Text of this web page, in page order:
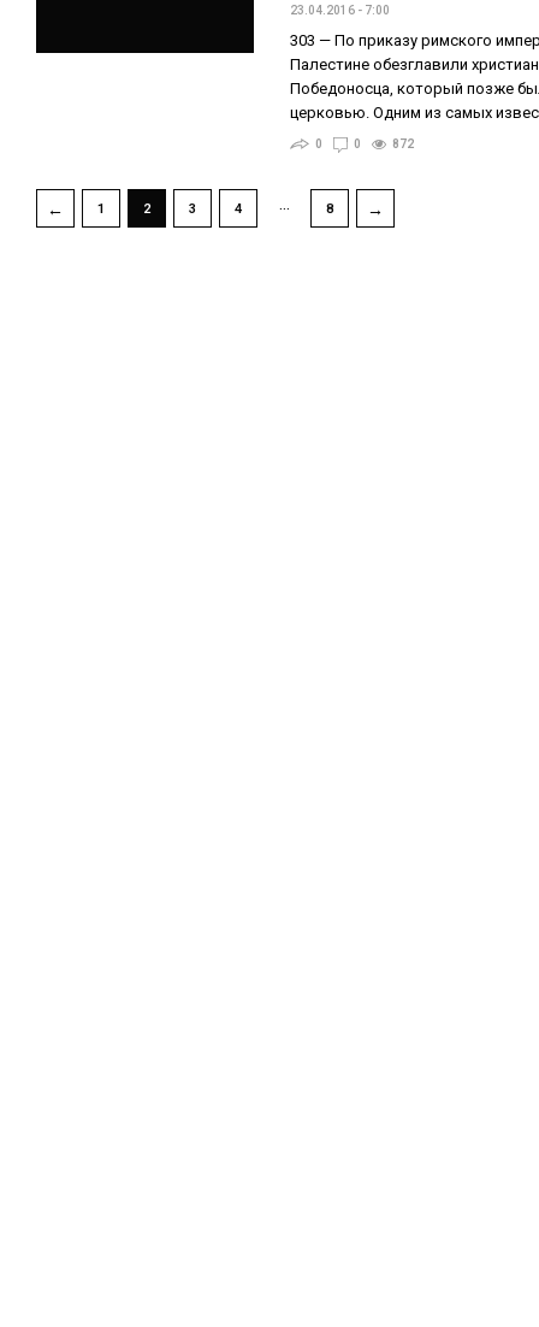
23.04.2016 - 7:00
303 — По приказу римского
Палестине обезглавили
Победоносца, который позже
церковью. Одним из самых
0 0 872
← 1 2 3 4 … 8 →